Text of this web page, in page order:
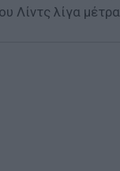
Λίντς λίγα